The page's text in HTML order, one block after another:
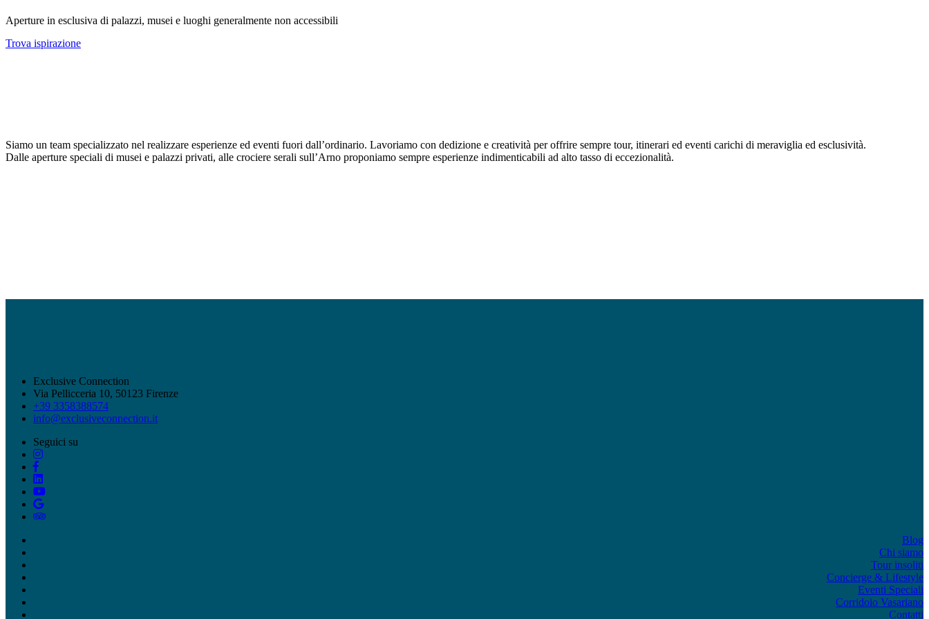
Aperture in esclusiva di palazzi, musei e luoghi generalmente non accessibili
Trova ispirazione
Siamo un team specializzato nel realizzare esperienze ed eventi fuori dall’ordinario. Lavoriamo con dedizione e creatività per offrire sempre tour, itinerari ed eventi carichi di meraviglia ed esclusività.
Dalle aperture speciali di musei e palazzi privati, alle crociere serali sull’Arno proponiamo sempre esperienze indimenticabili ad alto tasso di eccezionalità.
Exclusive Connection
Via Pellicceria 10, 50123 Firenze
+39 3358388574
info@exclusiveconnection.it
Seguici su
Blog
Chi siamo
Tour insoliti
Concierge & Lifestyle
Eventi Speciali
Corridoio Vasariano
Contatti